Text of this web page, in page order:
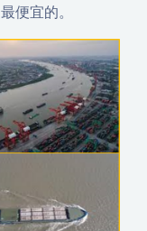
便宜的。